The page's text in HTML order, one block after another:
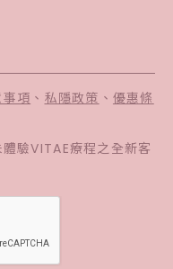
項 、 私隱政策 、 優惠條
驗VITAE療程之全新客